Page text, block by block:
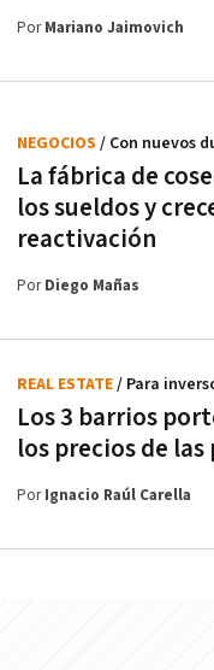
PorMariano Jaimovich
La fábrica de
los sueldos y
reactivación
NEGOCIOS / Con nuevos
PorDiego Mañas
Los 3 barrios
los precios de
REAL ESTATE/ Para
PorIgnacio Raúl Carella